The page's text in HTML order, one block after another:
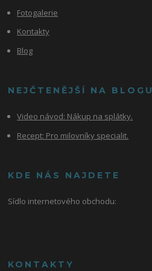
Fotogalerie
Kontakty
Blog
NEJČTENĚJŠÍ NA BLOGU
Video návod: Nákup na splátky.
Recept: Pro milovníky specialit.
KDE NÁS NAJDETE
Sídlo internetového obchodu:
KONTAKTY